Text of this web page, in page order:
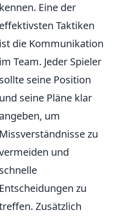
kennen. Eine der
effektivsten Taktiken
ist die Kommunikation
im Team. Jeder Spieler
sollte seine Position
und seine Pläne klar
angeben, um
Missverständnisse zu
und
schnelle
Entscheidungen zu
Zusätzlich